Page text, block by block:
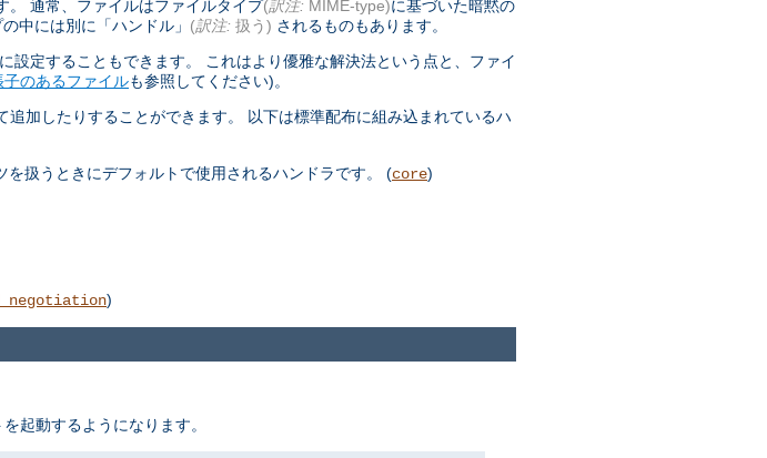
。 通常、ファイルはファイルタイプ(訳注: MIME-type)に基づいた暗黙の
中には別に「ハンドル」 (訳注: 扱う) されるものもあります。
定することもできます。 これはより優雅な解決法という点と、ファイ
子のあるファイルも参照してください)。
追加したりすることができます。 以下は標準配布に組み込まれているハ
扱うときにデフォルトで使用されるハンドラです。 (core)
)
起動するようになります。